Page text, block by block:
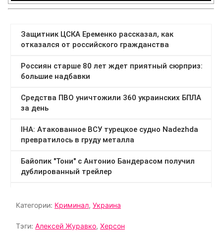
Категории: Криминал, Украина
Тэги: Алексей Журавко, Херсон